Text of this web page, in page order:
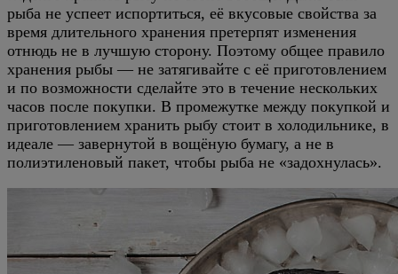
рыба не успеет испортиться, её вкусовые свойства за
время длительного хранения претерпят изменения
отнюдь не в лучшую сторону. Поэтому общее правило
хранения рыбы — не затягивайте с её приготовлением
и по возможности сделайте это в течение нескольких
часов после покупки. В промежутке между покупкой и
приготовлением хранить рыбу стоит в холодильнике, в
идеале — завернутой в вощёную бумагу, а не в
полиэтиленовый пакет, чтобы рыба не «задохнулась».